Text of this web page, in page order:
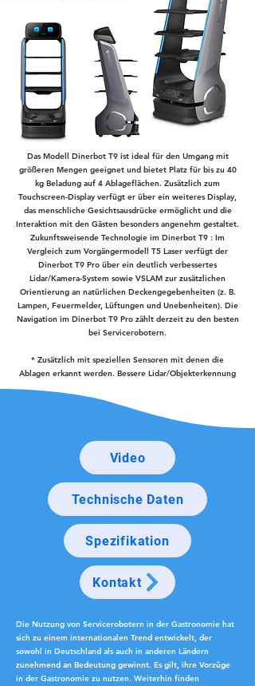
Das Modell Dinerbot T9 ist ideal für den Umgang mit
größeren Mengen geeignet und bietet Platz für bis zu 40
kg Beladung auf 4 Ablageflächen. Zusätzlich zum
Touchscreen-Display verfügt er über ein weiteres Display,
das menschliche Gesichtsausdrücke ermöglicht und die
Interaktion mit den Gästen besonders angenehm gestaltet.
Zukunftsweisende Technologie im Dinerbot T9 : Im
Vergleich zum Vorgängermodell T5 Laser verfügt der
Dinerbot T9 Pro über ein deutlich verbessertes
Lidar/Kamera-System sowie VSLAM zur zusätzlichen
Orientierung an natürlichen Deckengegebenheiten (z. B.
Lampen, Feuermelder, Lüftungen und Unebenheiten). Die
Navigation im Dinerbot T9 Pro zählt derzeit zu den besten
bei Servicerobotern.
* Zusätzlich mit speziellen Sensoren mit denen die
Ablagen erkannt werden. Bessere Lidar/Objekterkennung
Video
Technische Daten
Spezifikation
Kontakt
Die Nutzung von Servicerobotern in der Gastronomie hat
sich zu einem internationalen Trend entwickelt, der
sowohl in Deutschland als auch in anderen Ländern
zunehmend an Bedeutung gewinnt. Es gilt, ihre Vorzüge
in der Gastronomie zu nutzen. Weiterhin finden